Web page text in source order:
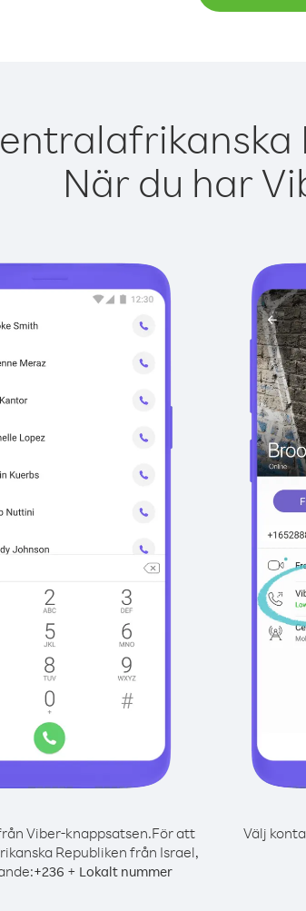
När du har
Viber-knappsatsen.För att
Republiken från Israel,
+236 + Lokalt nummer
Välj